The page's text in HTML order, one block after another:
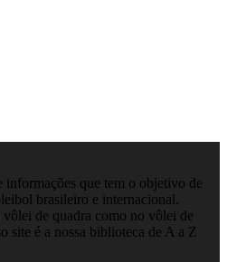
que tem o objetivo de
brasileiro e internacional.
de quadra como no vôlei de
site é a nossa biblioteca de A a Z